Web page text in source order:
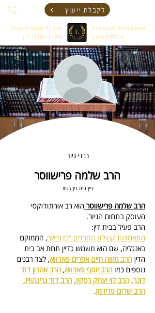
לקבלת ייעוץ
פרנקל אמסלם ושות'
משרד עורכי דין
Frenkel Amsalem
Law Office
רבני גיור
הרב שלמה פרישווסר
דיין בית דין לגיור
הרב שלמה פרישווסר הוא רב אורתודוקסי
העוסק בתחום הגיור.
הרב פעיל בבית דין:
התאחדות קהילת החרדים ״כדתייא״, הממוקם
באנגליה, שם הוא משמש כדיין תחת אב בית
הדין הרב משה חיים אפרים פאדווא, לצד רבנים
נוספים כמו הרב יוסף פאדווא, הרב אהרון דוד
דונר, הרב לוי יצחק רסקין, הרב דוד גרינהוייז,
הרב שלום פרידמן.